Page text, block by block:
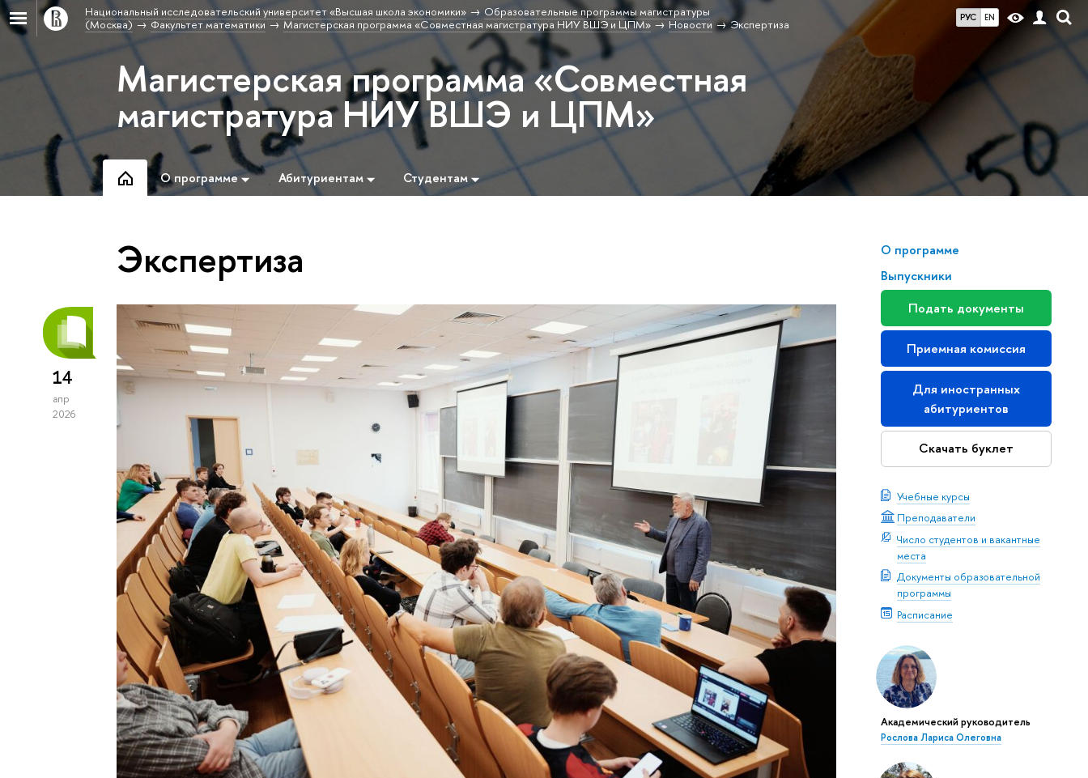
РУС EN
Национальный исследовательский университет «Высшая школа экономики»
Образовательные программы магистратуры
(Москва)
Факультет математики Магистерская программа «Совместная магистратура НИУ ВШЭ и ЦПМ» Новости Экспертиза
Магистерская программа «Совместная
магистратура НИУ ВШЭ и ЦПМ»
О программе Абитуриентам Студентам
О программе
Выпускники
Подать документы
Приемная комиссия
Для иностранных
абитуриентов
Скачать буклет
Учебные курсы
Преподаватели
Число студентов и вакантные
места
Документы образовательной
программы
Расписание
Академический руководитель
Рослова Лариса Олеговна
Экспертиза
14
апр
2026